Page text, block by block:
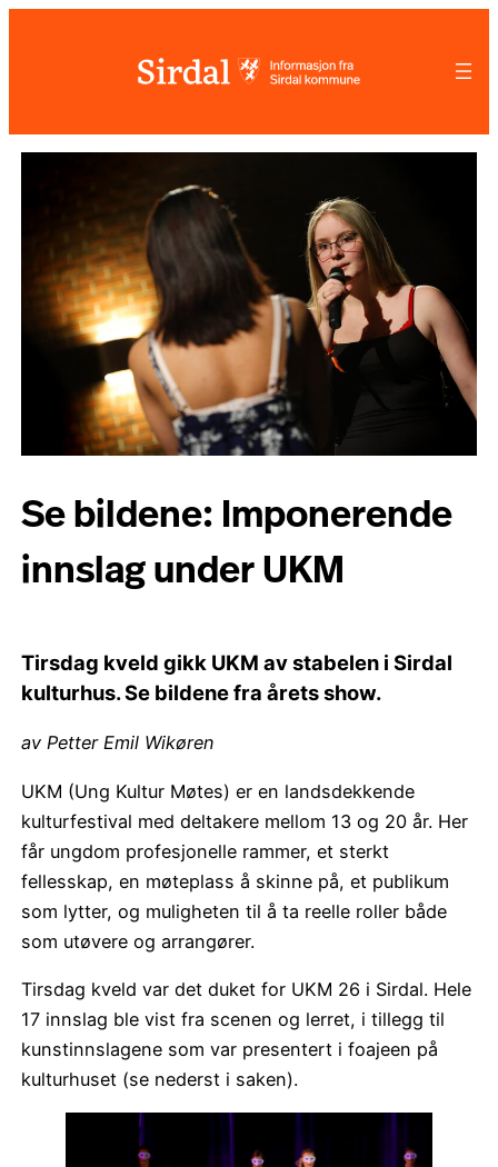
Se bildene: Imponerende
innslag under UKM
Tirsdag kveld gikk UKM av stabelen i Sirdal
kulturhus. Se bildene fra årets show.
av Petter Emil Wikøren
UKM (Ung Kultur Møtes) er en landsdekkende
kulturfestival med deltakere mellom 13 og 20 år. Her
får ungdom profesjonelle rammer, et sterkt
fellesskap, en møteplass å skinne på, et publikum
som lytter, og muligheten til å ta reelle roller både
som utøvere og arrangører.
Tirsdag kveld var det duket for UKM 26 i Sirdal. Hele
17 innslag ble vist fra scenen og lerret, i tillegg til
kunstinnslagene som var presentert i foajeen på
kulturhuset (se nederst i saken).